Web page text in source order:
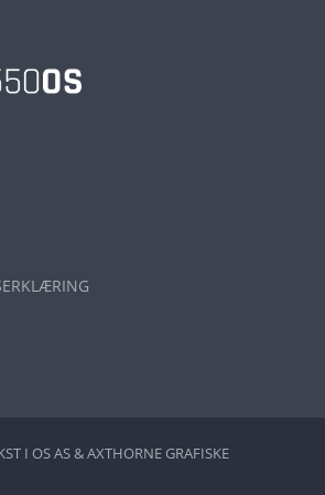
I OS AS &AXTHORNE GRAFISKE